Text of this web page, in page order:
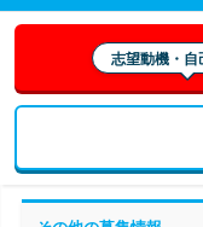
志望動機・自